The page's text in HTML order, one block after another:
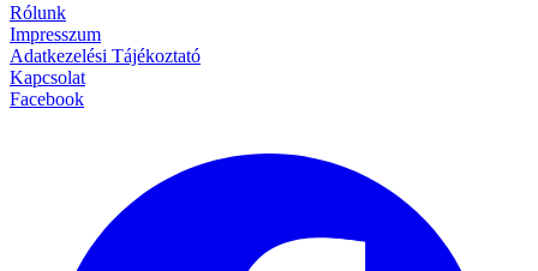
Rólunk
Impresszum
Adatkezelési Tájékoztató
Kapcsolat
Facebook